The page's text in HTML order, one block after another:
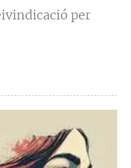
per